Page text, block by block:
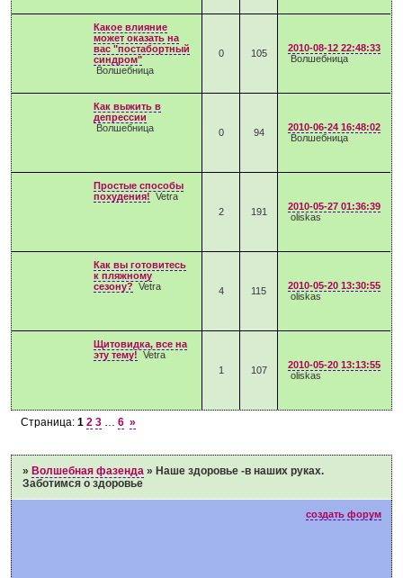
Какое влияние
может оказать на
вас "постабортный
синдром"
Волшебница
0 105
2010-08-12 22:48:33
Волшебница
Как выжить в
депрессии
Волшебница
0 94
2010-06-24 16:48:02
Волшебница
Простые способы
похудения!
Vetra
2
191
2010-05-27 01:36:39
oliskas
Как вы готовитесь
к пляжному
сезону?
Vetra 4 115
2010-05-20 13:30:55
oliskas
Щитовидка, все на
эту тему!
Vetra
1
107
2010-05-20 13:13:55
oliskas
Страница:1 2 3 … 6 »
»Волшебная фазенда »Наше здоровье -в наших руках.
Заботимся о здоровье
создать форум